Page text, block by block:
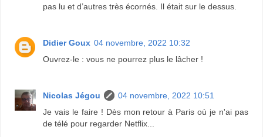
pas lu et d’autres très écornés. Il était sur le dessus.
Didier Goux 04 novembre, 2022 10:32
Ouvrez-le : vous ne pourrez plus le lâcher !
Nicolas Jégou
04 novembre, 2022 10:51
Je vais le faire ! Dès mon retour à Paris où je n'ai pas
de télé pour regarder Netflix...